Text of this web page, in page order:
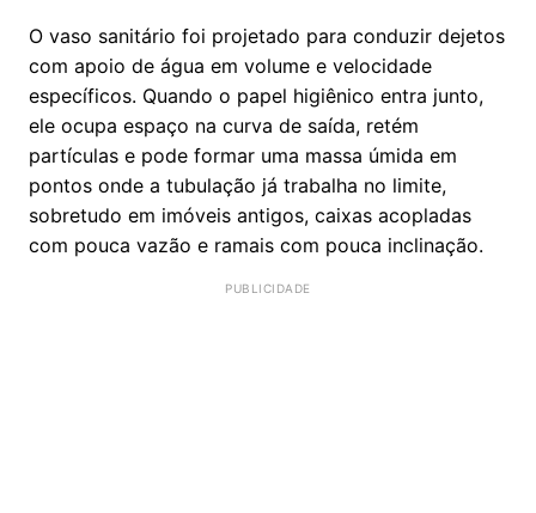
O vaso sanitário foi projetado para conduzir dejetos
com apoio de água em volume e velocidade
específicos. Quando o papel higiênico entra junto,
ele ocupa espaço na curva de saída, retém
partículas e pode formar uma massa úmida em
pontos onde a tubulação já trabalha no limite,
sobretudo em imóveis antigos, caixas acopladas
com pouca vazão e ramais com pouca inclinação.